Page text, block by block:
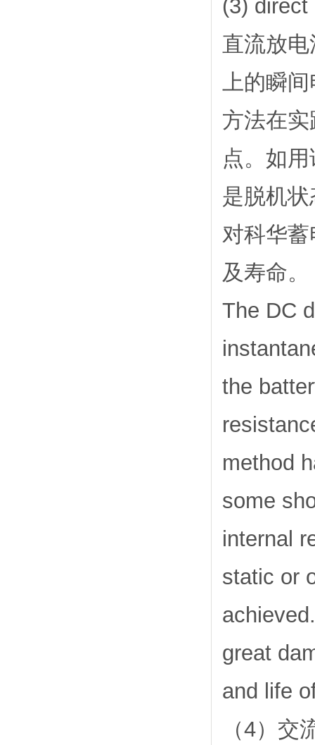
(3)
直流放
上的瞬
方法在
点。如
是脱机
对科华
及寿命。
The DC
the
method
some
internal
static or
great
and life
（4）交